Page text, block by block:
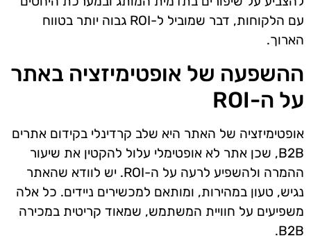
עם הלקוחות, דבר שמוביל ל-ROI גבוה יותר בטווח
הארוך.
ההשפעה של אופטימיזציה באתר
על ה-ROI
אופטימיזציה של האתר היא שלב קרדינלי בקידום אתרים
B2B, שכן אתר לא אופטימלי עלול להקטין את שיעור
ההמרה ולהשפיע לרעה על ה-ROI. יש לוודא שהאתר
נגיש, טעון במהירות, ומותאם למכשירים ניידים. כל אלה
משפיעים על חוויית המשתמש, שמאוד קריטית במכירה
B2B.